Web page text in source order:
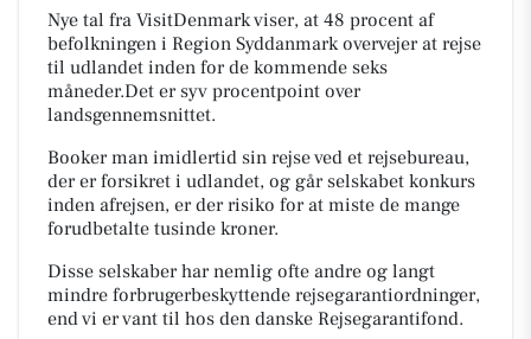
Nye tal fra VisitDenmark viser, at 48 procent af
befolkningen i Region Syddanmark overvejer at rejse
til udlandet inden for de kommende seks
måneder.Det er syv procentpoint over
landsgennemsnittet.
Booker man imidlertid sin rejse ved et rejsebureau,
der er forsikret i udlandet, og går selskabet konkurs
inden afrejsen, er der risiko for at miste de mange
forudbetalte tusinde kroner.
Disse selskaber har nemlig ofte andre og langt
mindre forbrugerbeskyttende rejsegarantiordninger,
end vi er vant til hos den danske Rejsegarantifond.